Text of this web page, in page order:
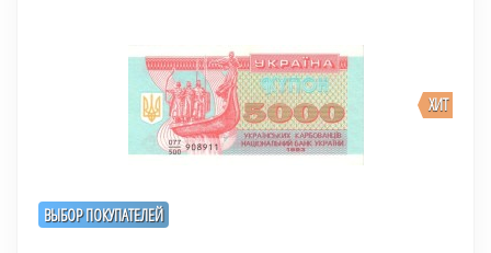
ВЫБОР ПОКУПАТЕЛЕЙ
ХИТ